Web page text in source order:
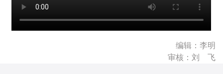
编辑：李明
审核：刘 飞